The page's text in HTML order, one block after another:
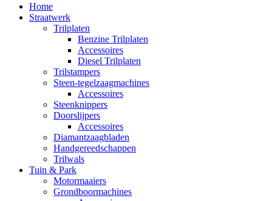
Home
Straatwerk
Trilplaten
Benzine Trilplaten
Accessoires
Diesel Trilplaten
Trilstampers
Steen-tegelzaagmachines
Accessoires
Steenknippers
Doorslijpers
Accessoires
Diamantzaagbladen
Handgereedschappen
Trilwals
Tuin & Park
Motormaaiers
Grondboormachines